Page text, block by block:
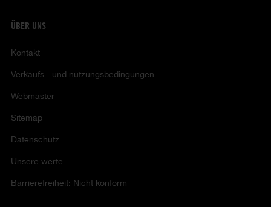
ÜBER UNS
Kontakt
Verkaufs - und nutzungsbedingungen
Webmaster
Sitemap
Datenschutz
Unsere werte
Barrierefreiheit: Nicht konform